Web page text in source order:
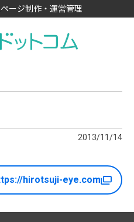
ージ制作・運営管理
2013/11/14
hirotsuji-eye.com